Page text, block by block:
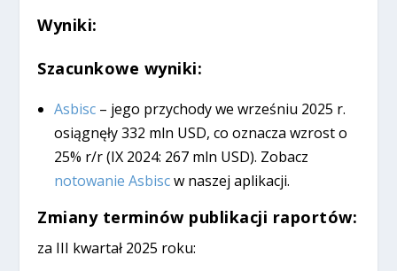
Wyniki:
Szacunkowe wyniki:
Asbisc– jego przychody we wrześniu 2025 r.
osiągnęły 332 mln USD, co oznacza wzrost o
25% r/r (IX 2024: 267 mln USD). Zobacz
notowanie Asbiscw naszej aplikacji.
Zmiany terminów publikacji raportów:
za III kwartał 2025 roku: